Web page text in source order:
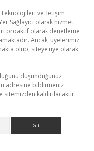
Teknolojileri ve İletişim
Sağlayıcı olarak hizmet
proaktif olarak denetleme
Ancak, üyelerimiz
olup, siteye üye olarak
düşündüğünüz
adresine bildirmeniz
kaldırılacaktır.